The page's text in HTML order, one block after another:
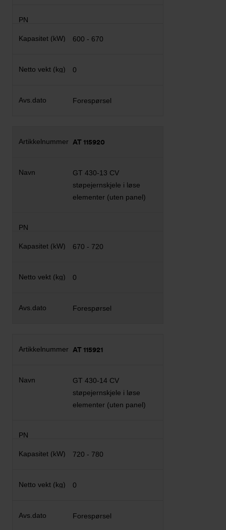
600 - 670
0
Forespørsel
AT 115920
GT 430-13 CV
støpejernskjele i løse
elementer (uten panel)
670 - 720
0
Forespørsel
AT 115921
GT 430-14 CV
støpejernskjele i løse
elementer (uten panel)
720 - 780
0
Forespørsel